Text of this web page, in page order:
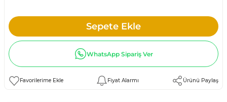
Sepete Ekle
WhatsApp Sipariş Ver
Fiyat Alarmı Ürünü Paylaş